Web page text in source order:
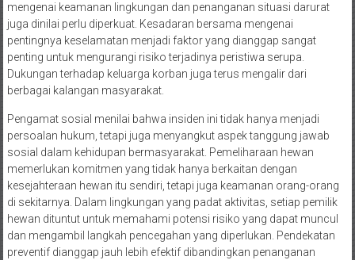
mengenai keamanan lingkungan dan penanganan situasi darurat
juga dinilai perlu diperkuat. Kesadaran bersama mengenai
pentingnya keselamatan menjadi faktor yang dianggap sangat
penting untuk mengurangi risiko terjadinya peristiwa serupa.
Dukungan terhadap keluarga korban juga terus mengalir dari
berbagai kalangan masyarakat.
Pengamat sosial menilai bahwa insiden ini tidak hanya menjadi
persoalan hukum, tetapi juga menyangkut aspek tanggung jawab
sosial dalam kehidupan bermasyarakat. Pemeliharaan hewan
memerlukan komitmen yang tidak hanya berkaitan dengan
kesejahteraan hewan itu sendiri, tetapi juga keamanan orang-orang
di sekitarnya. Dalam lingkungan yang padat aktivitas, setiap pemilik
hewan dituntut untuk memahami potensi risiko yang dapat muncul
dan mengambil langkah pencegahan yang diperlukan. Pendekatan
preventif dianggap jauh lebih efektif dibandingkan penanganan